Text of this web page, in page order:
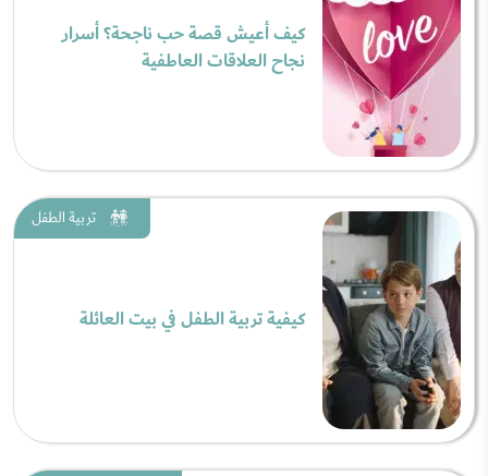
كيف أعيش قصة حب ناجحة؟ أسرار
نجاح العلاقات العاطفية
تربية الطفل
كيفية تربية الطفل في بيت العائلة